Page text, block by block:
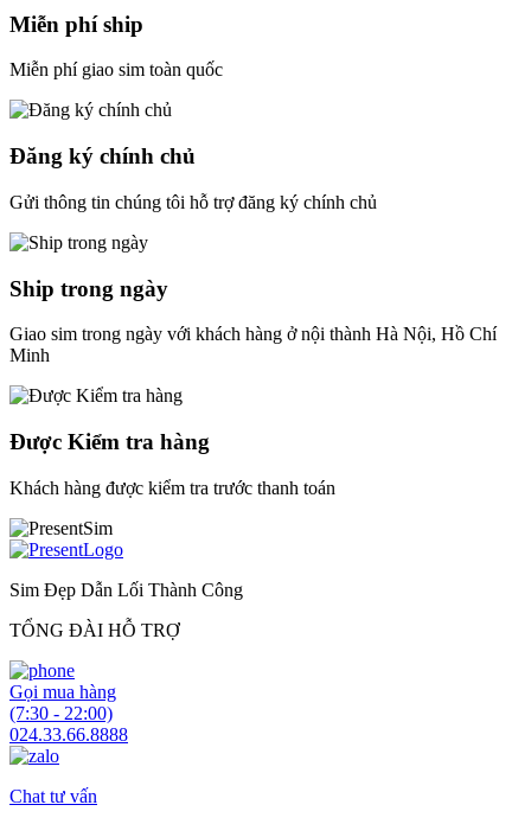
Miễn phí ship
Miễn phí giao sim toàn quốc
Đăng ký chính chủ
Gửi thông tin chúng tôi hỗ trợ đăng ký chính chủ
Ship trong ngày
Giao sim trong ngày với khách hàng ở nội thành Hà Nội, Hồ Chí
Minh
Được Kiểm tra hàng
Khách hàng được kiểm tra trước thanh toán
Sim Đẹp Dẫn Lối Thành Công
TỔNG ĐÀI HỖ TRỢ
Gọi mua hàng
(7:30 - 22:00)
024.33.66.8888
Chat tư vấn